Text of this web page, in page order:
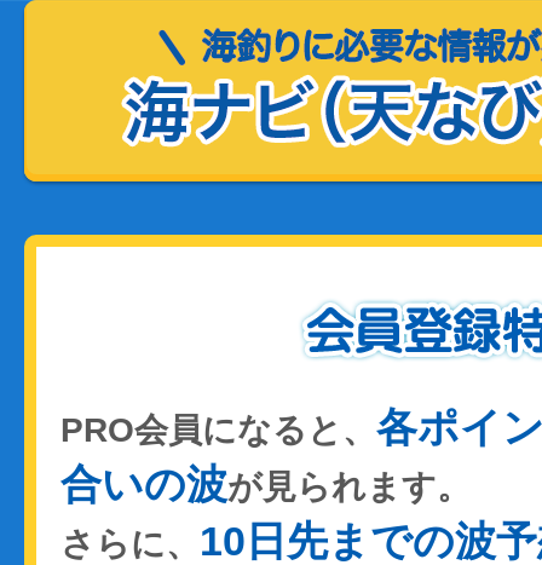
PRO会員になると、 各ポイ
合いの波が見られます。
さらに、 10日先までの波